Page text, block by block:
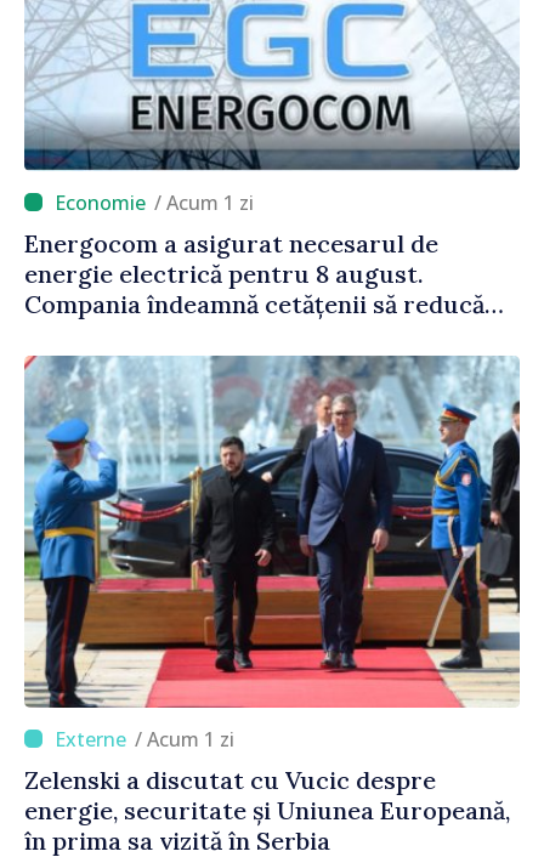
/ Acum 1 zi
Energocom a asigurat necesarul de
energie electrică pentru 8 august.
Compania îndeamnă cetățenii să reducă
/ Acum 1 zi
Zelenski a discutat cu Vucic despre
energie, securitate și Uniunea Europeană,
în prima sa vizită în Serbia